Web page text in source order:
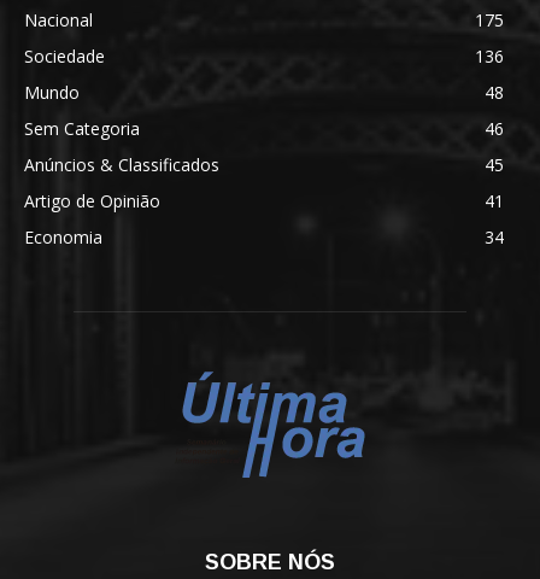
Nacional
175
Sociedade
136
Mundo
48
Sem Categoria
46
Anúncios & Classificados
45
Artigo de Opinião
41
Economia
34
SOBRE NÓS